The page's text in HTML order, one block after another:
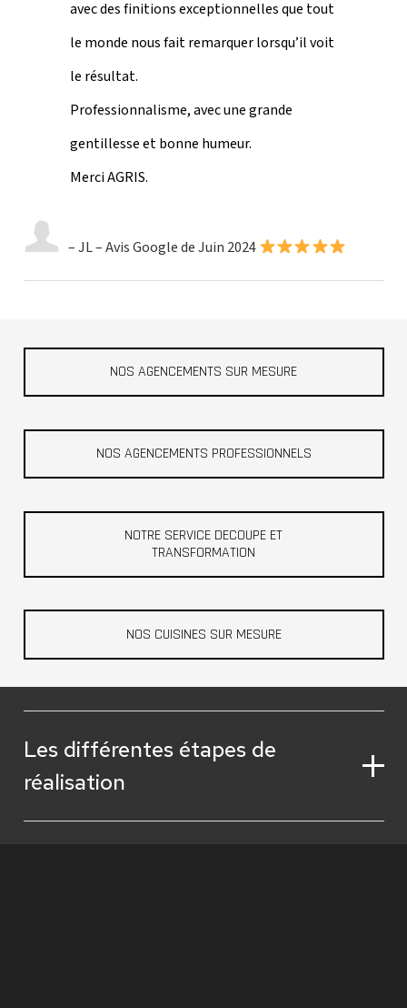
avec des finitions exceptionnelles que tout
le monde nous fait remarquer lorsqu’il voit
le résultat.
Professionnalisme, avec une grande
gentillesse et bonne humeur.
Merci AGRIS.
– JL – Avis Google de Juin 2024
NOS AGENCEMENTS SUR MESURE
NOS AGENCEMENTS PROFESSIONNELS
NOTRE SERVICE DECOUPE ET
TRANSFORMATION
NOS CUISINES SUR MESURE
Les différentes étapes de
réalisation